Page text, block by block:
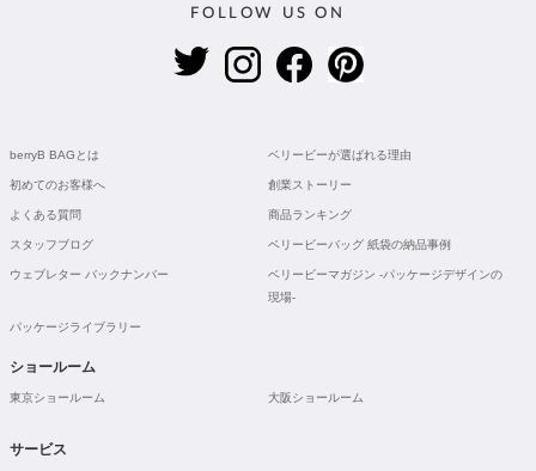
FOLLOW US ON
berryB BAGとは ベリービーが選ばれる理由
初めてのお客様へ 創業ストーリー
よくある質問 商品ランキング
スタッフブログ ベリービーバッグ 紙袋の納品事例
ウェブレター バックナンバー
ベリービーマガジン -パッケージデザインの
現場-
パッケージライブラリー
ショールーム
東京ショールーム 大阪ショールーム
サービス